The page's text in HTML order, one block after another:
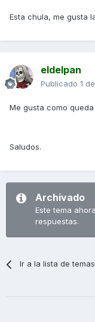
Esta chula, me gusta
eldelpan
Publicado 1
Me gusta como
Saludos.
Archivado
Este tema
respuestas.
Ir a la lista de temas